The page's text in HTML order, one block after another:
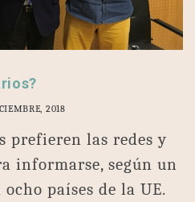
2018
prefieren las redes y
informarse, según un
países de la UE.